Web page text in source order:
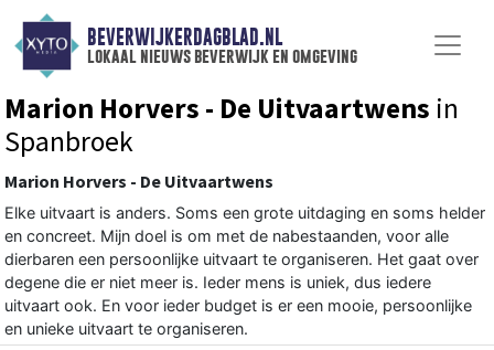
BEVERWIJKERDAGBLAD.NL
lokaal nieuws beverwijk en omgeving
Marion Horvers - De Uitvaartwens in
Spanbroek
Marion Horvers - De Uitvaartwens
Elke uitvaart is anders. Soms een grote uitdaging en soms helder
en concreet. Mijn doel is om met de nabestaanden, voor alle
dierbaren een persoonlijke uitvaart te organiseren. Het gaat over
degene die er niet meer is. Ieder mens is uniek, dus iedere
uitvaart ook. En voor ieder budget is er een mooie, persoonlijke
en unieke uitvaart te organiseren.